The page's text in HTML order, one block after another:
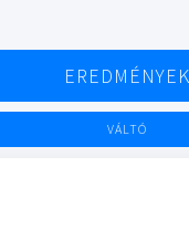
EREDMÉNYEK
VÁLTÓ